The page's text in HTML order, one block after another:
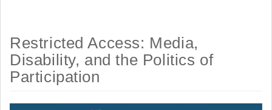
Restricted Access: Media,
Disability, and the Politics of
Participation